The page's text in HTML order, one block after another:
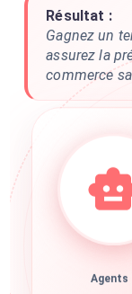
Résultat :
Gagnez un
assurez la
commerce
Agents